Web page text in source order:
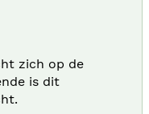
zich op de
is dit